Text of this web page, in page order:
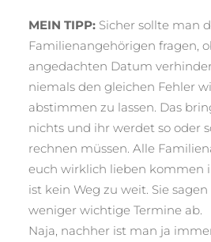
MEIN TIPP: Sicher sollte man
Familienangehörigen fragen,
angedachten Datum
niemals den gleichen Fehler
abstimmen zu lassen. Das
nichts und ihr werdet so oder
rechnen müssen. Alle
euch wirklich lieben kommen
ist kein Weg zu weit. Sie
weniger wichtige Termine ab.
Naja, nachher ist man ja